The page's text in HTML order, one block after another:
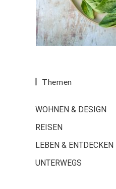
Themen
WOHNEN & DESIGN
REISEN
LEBEN & ENTDECKEN
UNTERWEGS